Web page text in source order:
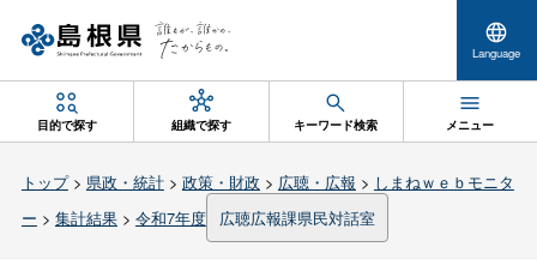
Language
目的で探す 組織で探す キーワード検索 メニュー
トップ> 県政・統計> 政策・財政 > 広聴・広報 > しまねｗｅｂモニタ
ー > 集計結果> 令和7年度 広聴広報課県民対話室